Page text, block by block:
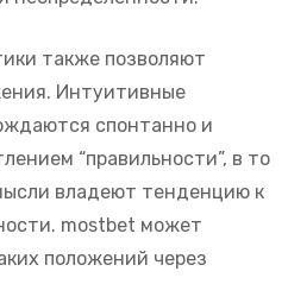
также позволяют
Интуитивные
спонтанно и
“правильности”, в то
владеют тенденцию к
mostbet может
положений через